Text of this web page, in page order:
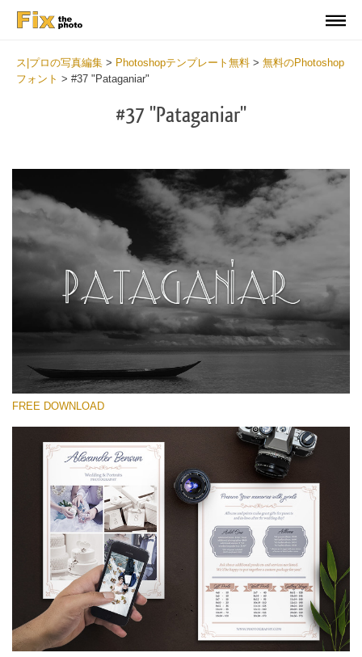
ス|プロの写真編集 > Photoshopテンプレート無料 > 無料のPhotoshop
フォント > #37 "Pataganiar"
#37 "Pataganiar"
選んでください
Free Font #37
Wedding Photography Templates
無料ダウンロード
FREE DOWNLOAD